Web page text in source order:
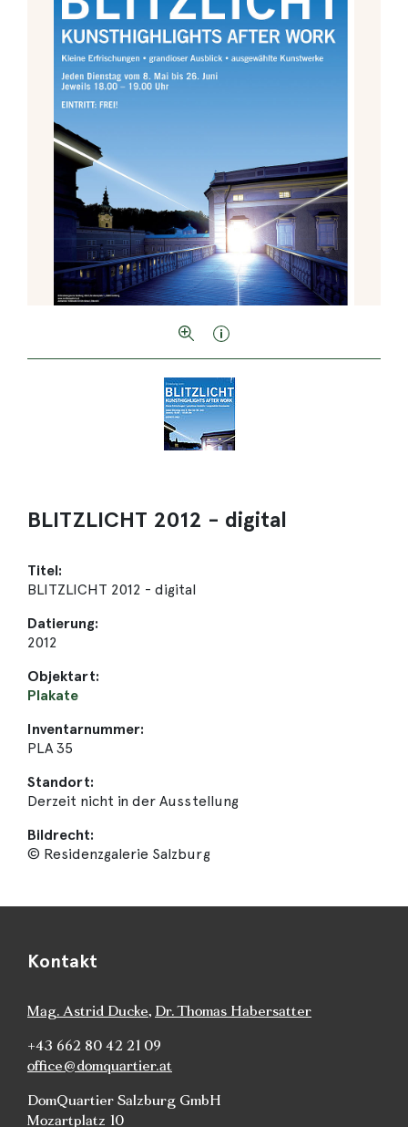
BLITZLICHT 2012 - digital
Titel:
BLITZLICHT 2012 - digital
Datierung:
2012
Objektart:
Plakate
Inventarnummer:
PLA 35
Standort:
Derzeit nicht in der Ausstellung
Bildrecht:
© Residenzgalerie Salzburg
Kontakt
Mag. Astrid Ducke, Dr. Thomas Habersatter
+43 662 80 42 21 09
office@domquartier.at
DomQuartier Salzburg GmbH
Mozartplatz 10